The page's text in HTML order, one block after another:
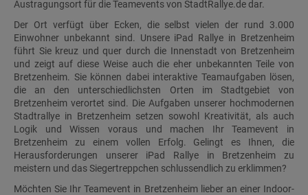
Austragungsort für die Teamevents von StadtRallye.de dar.
Der Ort verfügt über Ecken, die selbst vielen der rund 3.000
Einwohner unbekannt sind. Unsere iPad Rallye in Bretzenheim
führt Sie kreuz und quer durch die Innenstadt von Bretzenheim
und zeigt auf diese Weise auch die eher unbekannten Teile von
Bretzenheim. Sie können dabei interaktive Teamaufgaben lösen,
die an den unterschiedlichsten Orten im Stadtgebiet von
Bretzenheim verortet sind. Die Aufgaben unserer hochmodernen
Stadtrallye in Bretzenheim setzen sowohl Kreativität, als auch
Logik und Wissen voraus und machen Ihr Teamevent in
Bretzenheim zu einem vollen Erfolg. Gelingt es Ihnen, die
Herausforderungen unserer iPad Rallye in Bretzenheim zu
meistern und das Siegertreppchen schlussendlich zu erklimmen?
Möchten Sie Ihr Teamevent in Bretzenheim lieber an einer Indoor-